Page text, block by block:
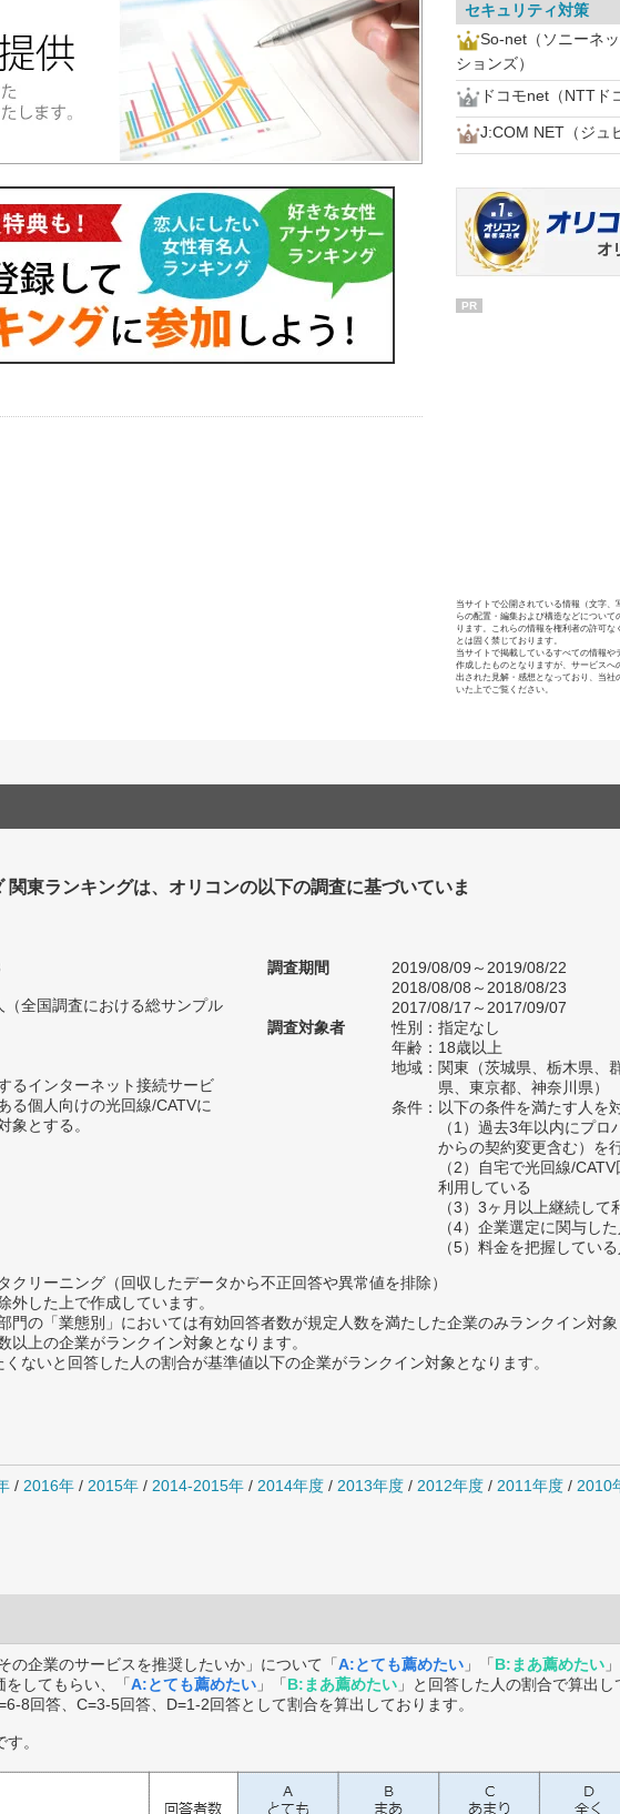
セキュリティ対策
So-net（ソニーネ
ションズ）
ドコモnet（NTTド
J:COM NET（ジュ
PR
当サイトで公開されている情報（文字
らの配置・編集および構造などについ
ります。これらの情報を権利者の許可な
とは固く禁じております。
当サイトで掲載しているすべての情報
作成したものとなりますが、サービス
出された見解・感想となっており、当
いた上でご覧ください。
関東ランキングは、オリコンの以下の調査に基づいていま
（全国調査における総サンプル
るインターネット接続サービ
る個人向けの光回線/CATVに
象とする。
調査期間
2019/08/09～2019/08/22
2018/08/08～2018/08/23
2017/08/17～2017/09/07
調査対象者
性別：指定なし
年齢：18歳以上
地域：関東（茨城県、栃木県、
県、東京都、神奈川県）
条件：以下の条件を満たす人を
（1）過去3年以内にプ
からの契約変更含む）を
（2）自宅で光回線/
利用している
（3）3ヶ月以上継続して
（4）企業選定に関与した
（5）料金を把握している
リーニング（回収したデータから不正回答や異常値を排除）
した上で作成しています。
の「業態別」においては有効回答者数が規定人数を満たした企業のみランクイン対
上の企業がランクイン対象となります。
ないと回答した人の割合が基準値以下の企業がランクイン対象となります。
/ 2016年 / 2015年 / 2014-2015年 / 2014年度 / 2013年度 / 2012年度 / 2011年度 / 2010
の企業のサービスを推奨したいか」について「A:とても薦めたい 」「B:まあ薦めたい
をしてもらい、「A:とても薦めたい 」「B:まあ薦めたい 」と回答した人の割合で算出し
8回答、C=3-5回答、D=1-2回答として割合を算出しております。
。